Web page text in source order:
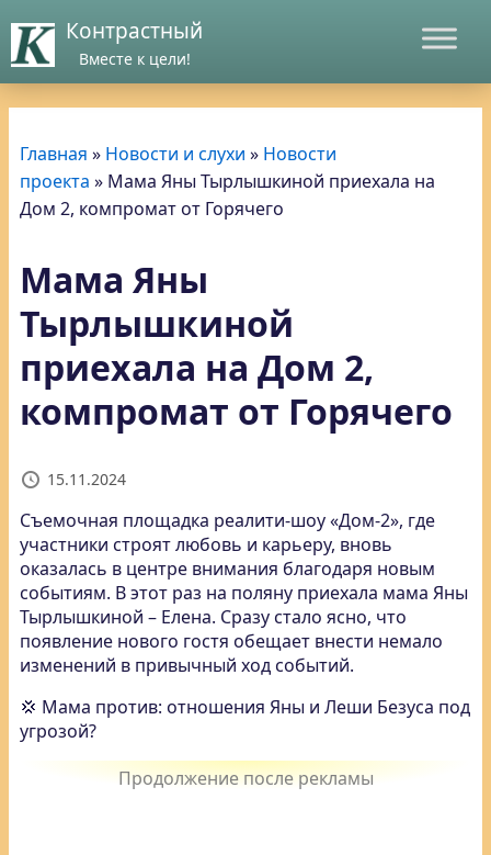
Контрастный
Вместе к цели!
Главная » Новости и слухи » Новости
проекта » Мама Яны Тырлышкиной приехала на
Дом 2, компромат от Горячего
Мама Яны
Тырлышкиной
приехала на Дом 2,
компромат от Горячего
15.11.2024
Съемочная площадка реалити-шоу «Дом-2», где
участники строят любовь и карьеру, вновь
оказалась в центре внимания благодаря новым
событиям. В этот раз на поляну приехала мама Яны
Тырлышкиной – Елена. Сразу стало ясно, что
появление нового гостя обещает внести немало
изменений в привычный ход событий.
💢 Мама против: отношения Яны и Леши Безуса под
угрозой?